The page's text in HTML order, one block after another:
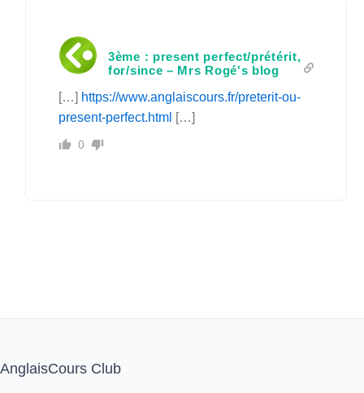
3ème : present perfect/prétérit,
for/since – Mrs Rogé's blog
[…] https://www.anglaiscours.fr/preterit-ou-
present-perfect.html […]
0
AnglaisCours Club